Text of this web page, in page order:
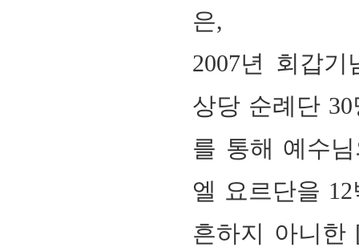
은,
2007년 회갑
상당 순례단
를 통해 예수
엘 요르단을
흔하지 아니한